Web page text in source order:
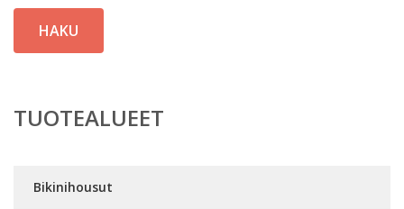
HAKU
TUOTEALUEET
Bikinihousut